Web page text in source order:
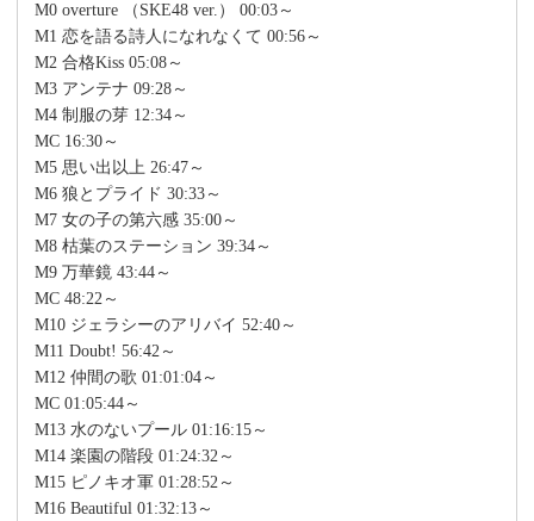
M0 overture （SKE48 ver.） 00:03～
M1 恋を語る詩人になれなくて 00:56～
M2 合格Kiss 05:08～
M3 アンテナ 09:28～
M4 制服の芽 12:34～
MC 16:30～
M5 思い出以上 26:47～
M6 狼とプライド 30:33～
M7 女の子の第六感 35:00～
M8 枯葉のステーション 39:34～
M9 万華鏡 43:44～
MC 48:22～
M10 ジェラシーのアリバイ 52:40～
M11 Doubt! 56:42～
M12 仲間の歌 01:01:04～
MC 01:05:44～
M13 水のないプール 01:16:15～
M14 楽園の階段 01:24:32～
M15 ピノキオ軍 01:28:52～
M16 Beautiful 01:32:13～